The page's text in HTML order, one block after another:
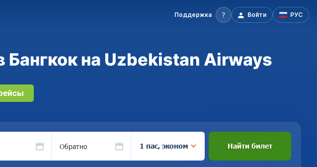
Поддержка Войти РУС
на Uzbekistan Airways
Обратно 1 пас, эконом Найти билет